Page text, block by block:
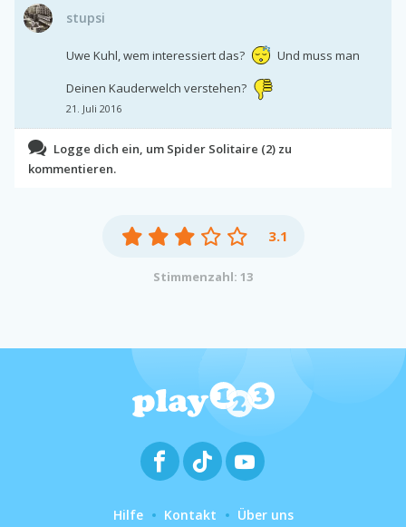
stupsi
Uwe Kuhl, wem interessiert das?
Und muss man
Deinen Kauderwelch verstehen?
21. Juli 2016
Logge dich ein, um Spider Solitaire (2) zu
kommentieren.
3.1
Stimmenzahl: 13
Hilfe Kontakt Über uns